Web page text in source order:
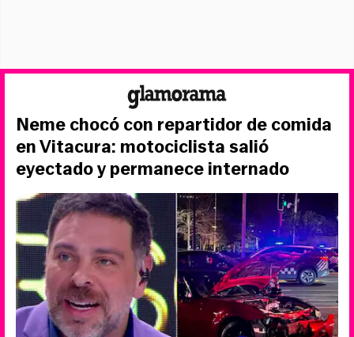
Neme chocó con repartidor de comida
en Vitacura: motociclista salió
eyectado y permanece internado